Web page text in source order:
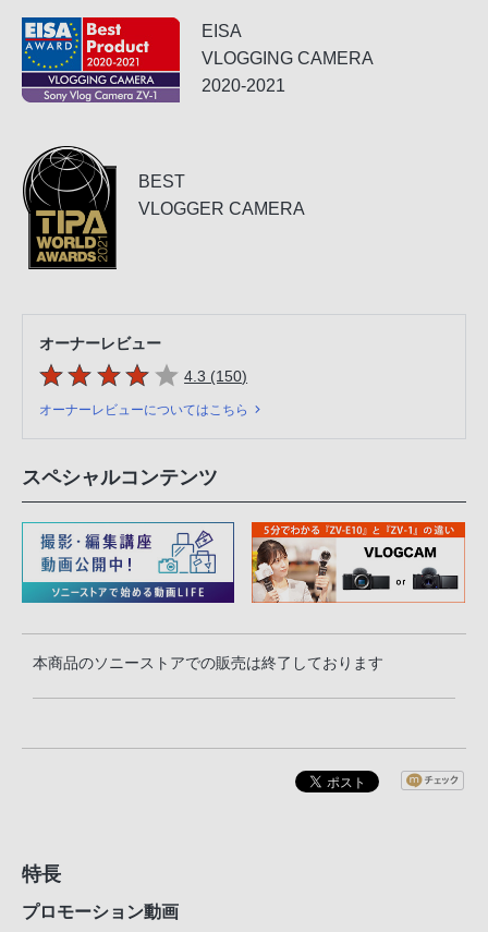
EISA
VLOGGING CAMERA
2020-2021
BEST
VLOGGER CAMERA
オーナーレビュー
5つの星のうち
4.3 (150件のレビュー
)
オーナーレビューについてはこちら
スペシャルコンテンツ
本商品のソニーストアでの販売は終了しております
特長
プロモーション動画